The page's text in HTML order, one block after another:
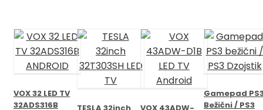
VOX 32 LED TV
32ADS316B
Gamepad
Bežični / PS3